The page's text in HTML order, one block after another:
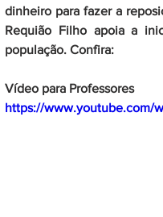
dinheiro para fazer a
Requião Filho apoia a
população. Confira:
Vídeo para Professores
https://www.youtube.com/